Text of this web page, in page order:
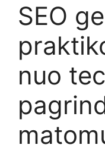
SEO
nuo